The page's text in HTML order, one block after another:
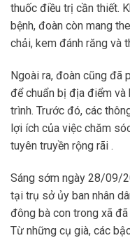
thuốc điều trị cần thiết.
bệnh, đoàn còn mang
chải, kem đánh răng và
Ngoài ra, đoàn cũng đã
để chuẩn bị địa điểm
trình. Trước đó, các
lợi ích của việc chăm
tuyên truyền rộng rãi .
Sáng sớm ngày 28/09/
tại trụ sở ủy ban nhân
đông bà con trong xã
Từ những cụ già, các